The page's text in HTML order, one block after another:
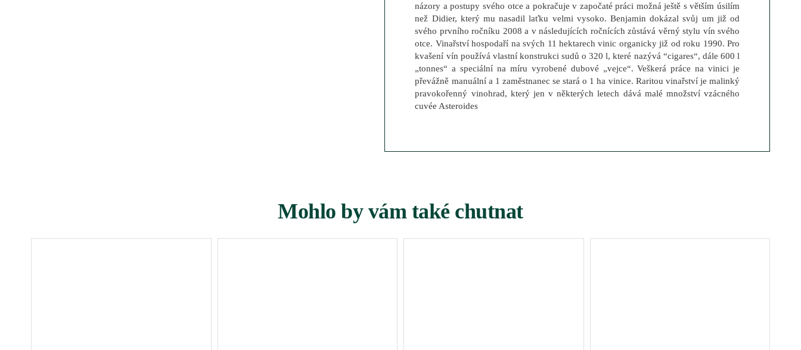
názory a postupy svého otce a pokračuje v započaté práci možná ještě s větším úsilím
než Didier, který mu nasadil laťku velmi vysoko. Benjamin dokázal svůj um již od
svého prvního ročníku 2008 a v následujících ročnících zůstává věrný stylu vín svého
otce. Vinařství hospodaří na svých 11 hektarech vinic organicky již od roku 1990. Pro
kvašení vín používá vlastní konstrukci sudů o 320 l, které nazývá “cigares“, dále 600 l
„tonnes“ a speciální na míru vyrobené dubové „vejce“. Veškerá práce na vinici je
převážně manuální a 1 zaměstnanec se stará o 1 ha vinice. Raritou vinařství je malinký
pravokořenný vinohrad, který jen v některých letech dává malé množství vzácného
cuvée Asteroides
Mohlo by vám také chutnat